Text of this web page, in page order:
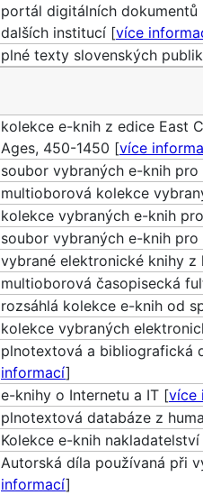
portál digitálních dokumentů
dalších institucí [více
plné texty slovenských
kolekce e-knih z edice East
Ages, 450-1450 [více
soubor vybraných e-knih pro
multioborová kolekce
kolekce vybraných e-knih
soubor vybraných e-knih pro
vybrané elektronické knihy
multioborová časopisecká
rozsáhlá kolekce e-knih od
kolekce vybraných
plnotextová a bibliografická
informací]
e-knihy o Internetu a IT [více
plnotextová databáze z
Kolekce e-knih
Autorská díla používaná při
informací]